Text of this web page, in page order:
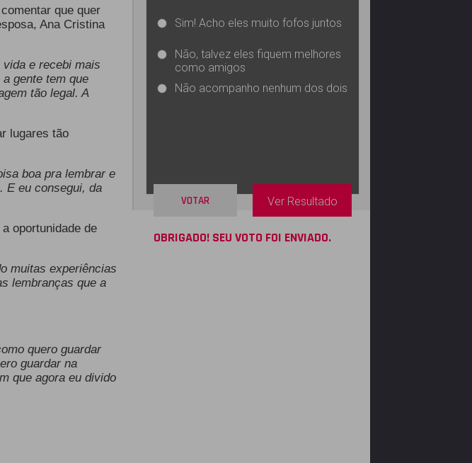
que quer
Ana Cristina
e recebi mais
gente tem que
tão legal. A
lugares tão
boa pra lembrar e
E eu consegui, da
oportunidade de
muitas experiências
lembranças que a
quero guardar
guardar na
que agora eu divido
Sim! Acho eles muito fofos juntos
Não, talvez eles fiquem melhores
como amigos
Não acompanho nenhum dos dois
VOTAR Ver Resultado
OBRIGADO! SEU VOTO FOI ENVIADO.